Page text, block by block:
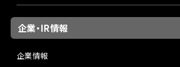
企業・IR情報
企業情報